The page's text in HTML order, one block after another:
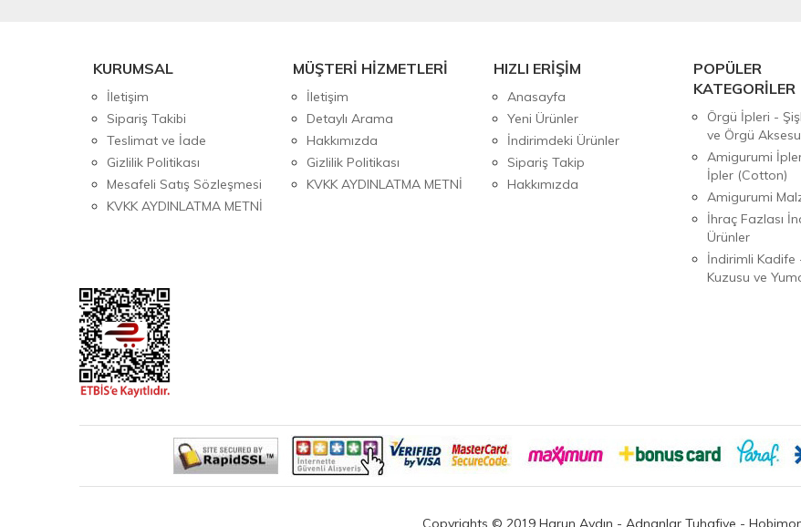
KURUMSAL
İletişim
Sipariş Takibi
Teslimat ve İade
Gizlilik Politikası
Mesafeli Satış Sözleşmesi
KVKK AYDINLATMA METNİ
MÜŞTERİ HİZMETLERİ
İletişim
Detaylı Arama
Hakkımızda
Gizlilik Politikası
KVKK AYDINLATMA METNİ
HIZLI ERİŞİM
Anasayfa
Yeni Ürünler
İndirimdeki Ürünler
Sipariş Takip
Hakkımızda
POPÜLER
KATEGORİLER
Örgü İpleri -
ve Örgü
Amigurumi
İpler (Cotton)
Amigurumi
İhraç Fazlası
Ürünler
İndirimli Kadife
Kuzusu ve
Copyrights © 2019 Harun Aydın - Adnanlar Tuhafiye -